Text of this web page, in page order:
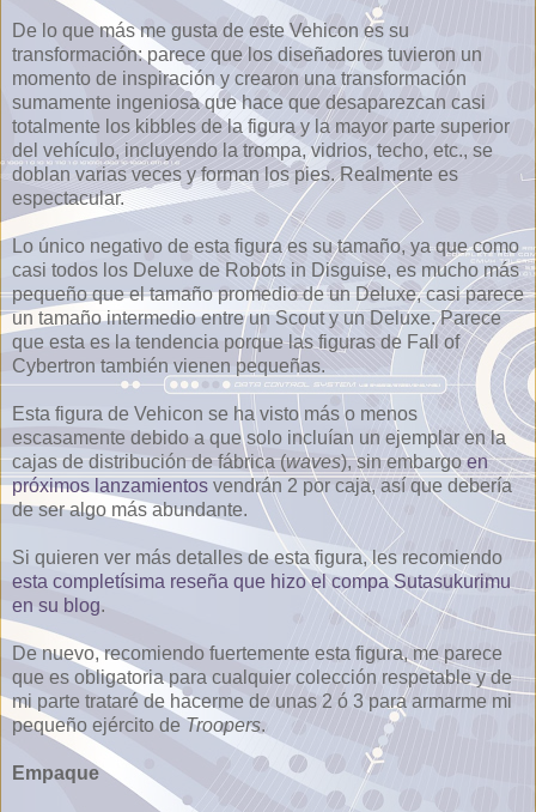
De lo que más me gusta de este Vehicon es su
transformación: parece que los diseñadores tuvieron un
momento de inspiración y crearon una transformación
sumamente ingeniosa que hace que desaparezcan casi
totalmente los kibbles de la figura y la mayor parte superior
del vehículo, incluyendo la trompa, vidrios, techo, etc., se
doblan varias veces y forman los pies. Realmente es
espectacular.
Lo único negativo de esta figura es su tamaño, ya que como
casi todos los Deluxe de Robots in Disguise, es mucho más
pequeño que el tamaño promedio de un Deluxe, casi parece
un tamaño intermedio entre un Scout y un Deluxe. Parece
que esta es la tendencia porque las figuras de Fall of
Cybertron también vienen pequeñas.
Esta figura de Vehicon se ha visto más o menos
escasamente debido a que solo incluían un ejemplar en la
cajas de distribución de fábrica (waves), sin embargoen
próximos lanzamientos vendrán 2 por caja, así que debería
de ser algo más abundante.
Si quieren ver más detalles de esta figura, les recomiendo
esta completísima reseña que hizo el compa Sutasukurimu
en su blog.
De nuevo, recomiendo fuertemente esta figura, me parece
que es obligatoria para cualquier colección respetable y de
mi parte trataré de hacerme de unas 2 ó 3 para armarme mi
pequeño ejército deTroopers.
Empaque